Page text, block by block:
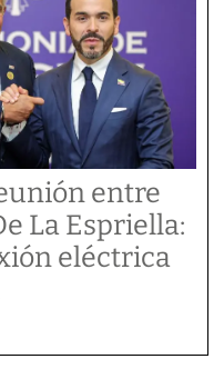
entre
La Espriella:
eléctrica